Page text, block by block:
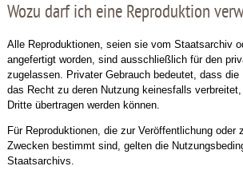
Wozu darf ich eine Reproduktion
Alle Reproduktionen, seien sie vom Staatsarchiv
angefertigt worden, sind ausschließlich für den
zugelassen. Privater Gebrauch bedeutet, dass die
das Recht zu deren Nutzung keinesfalls
Dritte übertragen werden können.
Für Reproduktionen, die zur Veröffentlichung oder
Zwecken bestimmt sind, gelten die
Staatsarchivs.